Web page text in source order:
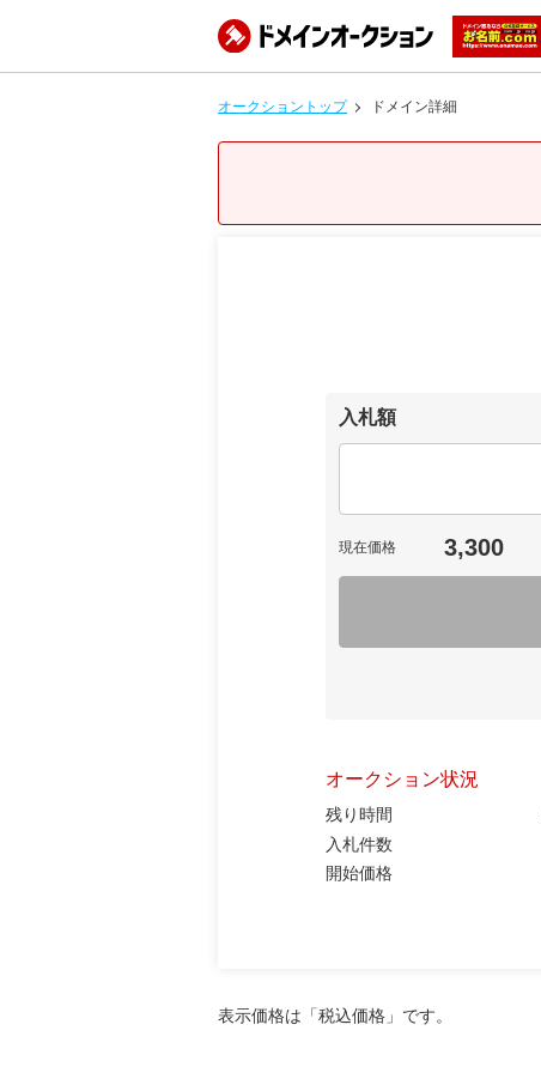
オークショントップ ドメイン詳細
入札額
現在価格 3,300
オークション状況
残り時間
入札件数
開始価格
表示価格は「税込価格」です。